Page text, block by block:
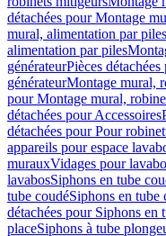
détachées pour Montage
mural, alimentation par piles
alimentation par piles
générateurPièces
générateurMontage mural,
pour Montage mural,
détachées pour Accessoires
détachées pour Pour
appareils pour espace
murauxVidages pour
lavabosSiphons en tube
tube coudéSiphons en tube
détachées pour Siphons en
placeSiphons à tube